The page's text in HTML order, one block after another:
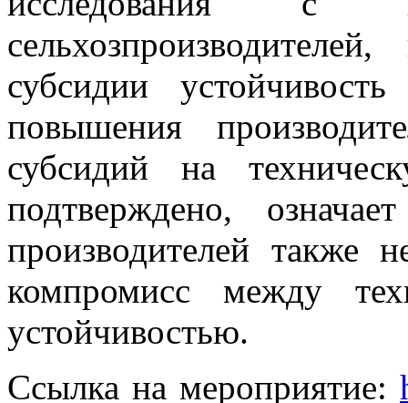
субсидии
повышения
субсидий на
подтверждено,
производителей также
компромисс между
устойчивостью.
Ссылка на мероприятие: